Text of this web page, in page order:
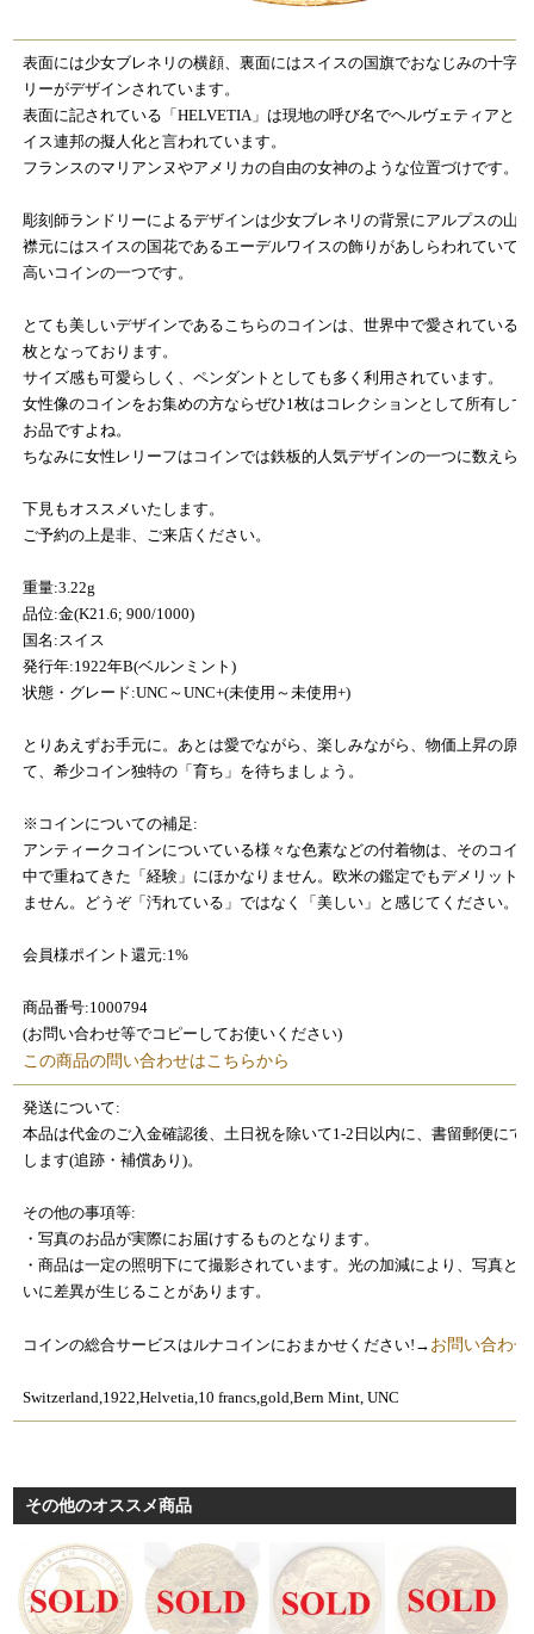
表面には少女ブレネリの横顔、裏面にはスイスの国旗でおなじみの十字
リーがデザインされています。
表面に記されている「HELVETIA」は現地の呼び名でヘルヴェティアと
イス連邦の擬人化と言われています。
フランスのマリアンヌやアメリカの自由の女神のような位置づけです。
彫刻師ランドリーによるデザインは少女ブレネリの背景にアルプスの山
襟元にはスイスの国花であるエーデルワイスの飾りがあしらわれていて
高いコインの一つです。
とても美しいデザインであるこちらのコインは、世界中で愛されている
枚となっております。
サイズ感も可愛らしく、ペンダントとしても多く利用されています。
女性像のコインをお集めの方ならぜひ1枚はコレクションとして所有して
お品ですよね。
ちなみに女性レリーフはコインでは鉄板的人気デザインの一つに数えら
下見もオススメいたします。
ご予約の上是非、ご来店ください。
重量:3.22g
品位:金(K21.6; 900/1000)
国名:スイス
発行年:1922年B(ベルンミント)
状態・グレード:UNC～UNC+(未使用～未使用+)
とりあえずお手元に。あとは愛でながら、楽しみながら、物価上昇の原
て、希少コイン独特の「育ち」を待ちましょう。
※コインについての補足:
アンティークコインについている様々な色素などの付着物は、そのコイ
中で重ねてきた「経験」にほかなりません。欧米の鑑定でもデメリット
ません。どうぞ「汚れている」ではなく「美しい」と感じてください。
会員様ポイント還元:1%
商品番号:1000794
(お問い合わせ等でコピーしてお使いください)
この商品の問い合わせはこちらから
発送について:
本品は代金のご入金確認後、土日祝を除いて1-2日以内に、書留郵便にて
します(追跡・補償あり)。
その他の事項等:
・写真のお品が実際にお届けするものとなります。
・商品は一定の照明下にて撮影されています。光の加減により、写真と
いに差異が生じることがあります。
コインの総合サービスはルナコインにおまかせください!→ お問い合わせ
Switzerland,1922,Helvetia,10 francs,gold,Bern Mint, UNC
その他のオススメ商品